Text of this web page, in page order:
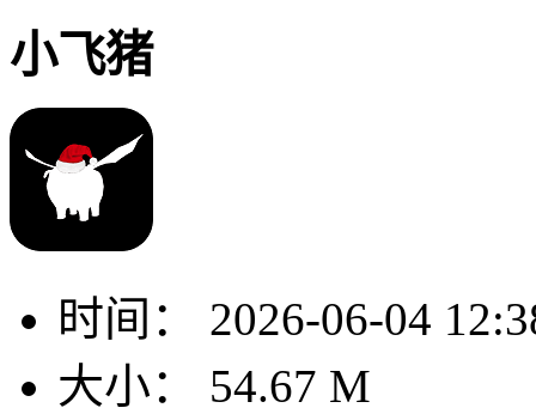
小飞猪
时间：
2026-06-04
大小：
54.67 M